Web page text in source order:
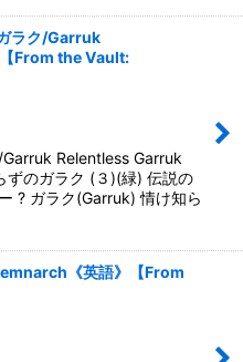
ラク/Garruk
From the Vault:
Relentless Garruk
ずのガラク (３)(緑) 伝説の
? ガラク(Garruk) 情け知ら
《英語》【From